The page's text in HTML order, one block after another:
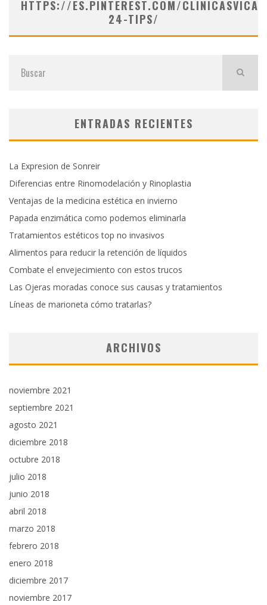
HTTPS://ES.PINTEREST.COM/
24-TIPS/
ENTRADAS RECIENTES
La Expresion de Sonreir
Diferencias entre Rinomodelación y Rinoplastia
Ventajas de la medicina estética en invierno
Papada enzimática como podemos eliminarla
Tratamientos estéticos top no invasivos
Alimentos para reducir la retención de líquidos
Combate el envejecimiento con estos trucos
Las Ojeras moradas conoce sus causas y tratamientos
Líneas de marioneta cómo tratarlas?
ARCHIVOS
noviembre 2021
septiembre 2021
agosto 2021
diciembre 2018
octubre 2018
julio 2018
junio 2018
abril 2018
marzo 2018
febrero 2018
enero 2018
diciembre 2017
noviembre 2017